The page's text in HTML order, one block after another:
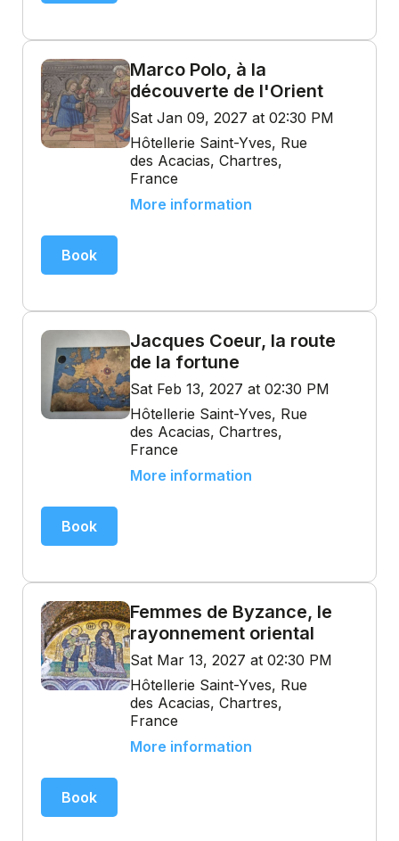
Marco Polo, à la
découverte de l'Orient
Sat Jan 09, 2027 at 02:30 PM
Hôtellerie Saint-Yves, Rue
des Acacias, Chartres,
France
More information
Book
Jacques Coeur, la route
de la fortune
Sat Feb 13, 2027 at 02:30 PM
Hôtellerie Saint-Yves, Rue
des Acacias, Chartres,
France
More information
Book
Femmes de Byzance, le
rayonnement oriental
Sat Mar 13, 2027 at 02:30 PM
Hôtellerie Saint-Yves, Rue
des Acacias, Chartres,
France
More information
Book